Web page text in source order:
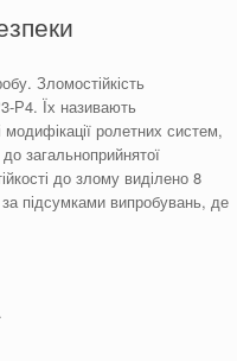
Зломостійкість
Р4. Їх називають
ролетних систем,
загальноприйнятої
до злому виділено 8
підсумками випробувань, де